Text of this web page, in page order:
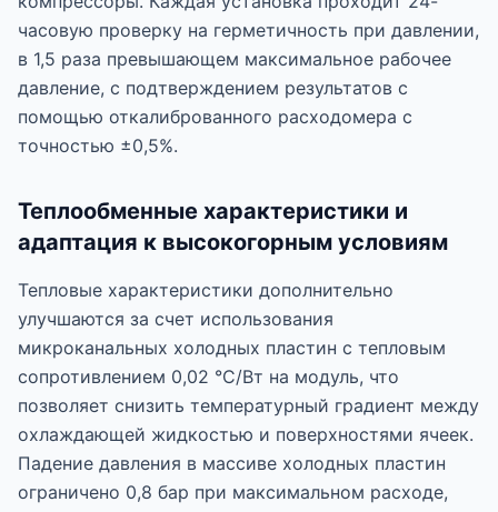
часовую проверку на герметичность при давлении,
в 1,5 раза превышающем максимальное рабочее
давление, с подтверждением результатов с
помощью откалиброванного расходомера с
точностью ±0,5%.
Теплообменные характеристики и
адаптация к высокогорным условиям
Тепловые характеристики дополнительно
улучшаются за счет использования
микроканальных холодных пластин с тепловым
сопротивлением 0,02 °C/Вт на модуль, что
позволяет снизить температурный градиент между
охлаждающей жидкостью и поверхностями ячеек.
Падение давления в массиве холодных пластин
ограничено 0,8 бар при максимальном расходе,